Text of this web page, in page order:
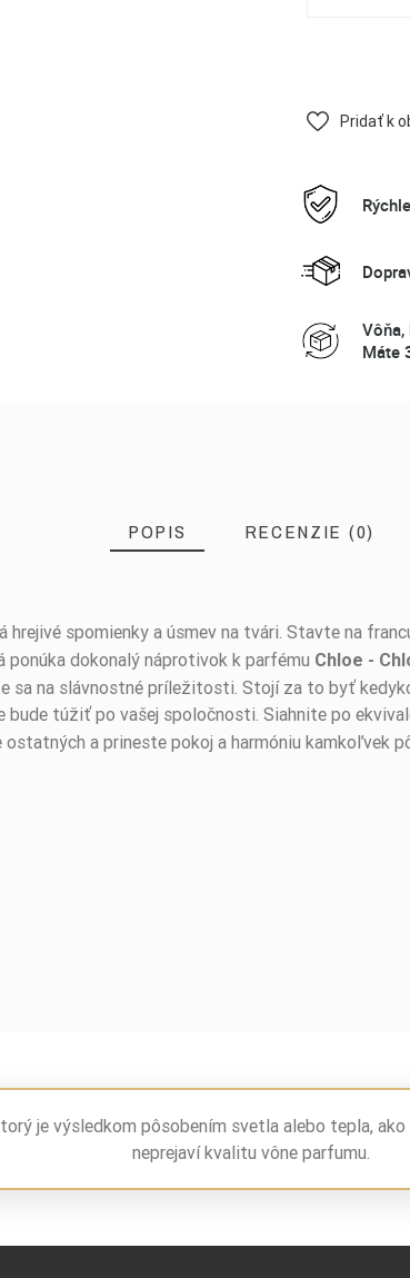
Pridať k
Máte
POPIS RECENZIE (0)
hrejivé spomienky a úsmev na tvári. Stavte na
dokonalý náprotivok k parfému Chloe -
sa na slávnostné príležitosti. Stojí za to byť
túžiť po vašej spoločnosti. Siahnite po
a prineste pokoj a harmóniu kamkoľvek
je výsledkom pôsobením svetla alebo tepla,
neprejaví kvalitu vône parfumu.